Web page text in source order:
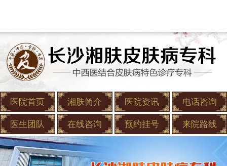
医院首页 湘肤简介 医院资讯 电话咨询
医生团队 在线咨询 预约挂号 来院路线